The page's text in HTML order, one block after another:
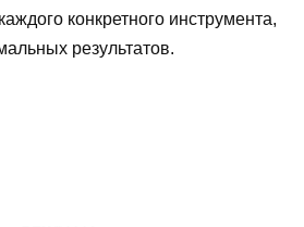
конкретного инструмента,
результатов.